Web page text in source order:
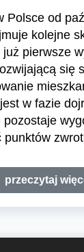
Polsce od
kolejne
pierwsze
się
w fazie
punktów
przeczytaj